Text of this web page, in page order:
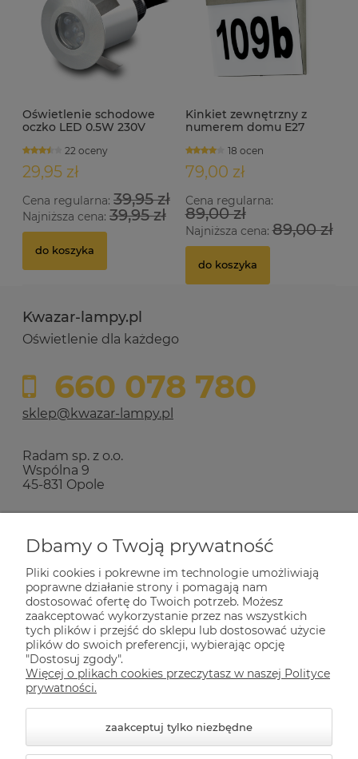
Oświetlenie schodowe
oczko LED 0.5W 230V
22 oceny
29,95 zł
Cena regularna: 39,95 zł
Najniższa cena: 39,95 zł
do koszyka
Kinkiet zewnętrzny z
numerem domu E27
18 ocen
79,00 zł
Cena regularna:
89,00 zł
Najniższa cena:89,00 zł
do koszyka
Kwazar-lampy.pl
Oświetlenie dla każdego
660 078 780
sklep@kwazar-lampy.pl
Radam sp. z o.o.
Wspólna 9
45-831 Opole
Zakupy
Pomoc
Dla Ciebie
Informacje
Dbamy o Twoją prywatność
Pliki cookies i pokrewne im technologie umożliwiają
poprawne działanie strony i pomagają nam
dostosować ofertę do Twoich potrzeb. Możesz
zaakceptować wykorzystanie przez nas wszystkich
tych plików i przejść do sklepu lub dostosować użycie
plików do swoich preferencji, wybierając opcję
"Dostosuj zgody".
Więcej o plikach cookies przeczytasz w naszej Polityce
prywatności.
zaakceptuj tylko niezbędne